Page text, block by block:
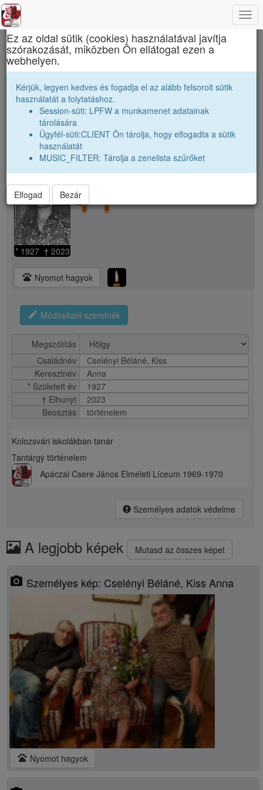
Apáczai Csere János Elméleti Líceum
Tanári kar Cselényi Béláné, Kiss Anna
whatshot folder_shared
Cselényi Béláné, Kiss Anna
* 1927 † 2023
camera_alt
2 3
pets Nyomot hagyok
edit Módosítani szeretnék
Megszólítás
Családnév
Cselényi Béláné, Kiss
Keresztnév
Anna
* Született év
1927
† Elhunyt
2023
Beosztás
történelem
Kolozsvári iskolákban tanár
Tantárgy történelem
Apáczai Csere János Elméleti Líceum 1969-1970
Személyes adatok védelme
A legjobb képek Mutasd az összes képet
photo_camera Személyes kép: Cselényi Béláné, Kiss Anna
pets Nyomot hagyok
×
Ez az oldal sütik (cookies) használatával javítja
szórakozását, miközben Ön ellátogat ezen a
webhelyen.
Kérjük, legyen kedves és fogadja el az alább felsorolt sütik
használatát a folytatáshoz.
Session-süti: LPFW a munkamenet adatainak
tárolására
Ügyfél-süti:CLIENT Ön tárolja, hogy elfogadta a sütik
használatát
MUSIC_FILTER: Tárolja a zenelista szűrőket
Elfogad Bezár